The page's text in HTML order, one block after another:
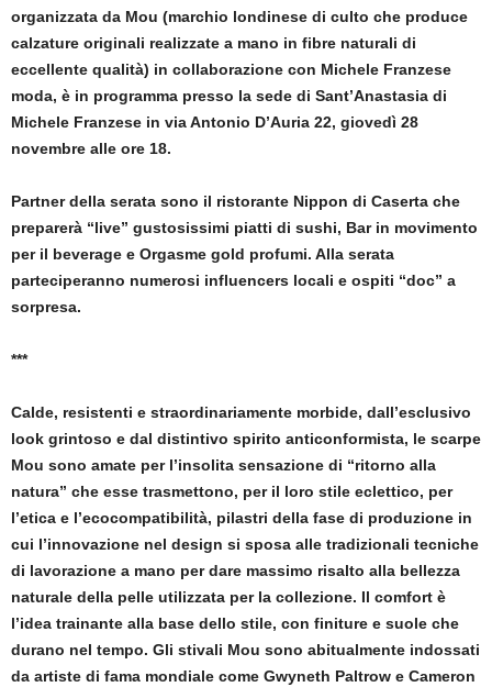
organizzata da Mou (marchio londinese di culto che produce
calzature originali realizzate a mano in fibre naturali di
eccellente qualità) in collaborazione con Michele Franzese
moda, è in programma presso la sede di Sant’Anastasia di
Michele Franzese in via Antonio D’Auria 22, giovedì 28
novembre alle ore 18.
Partner della serata sono il ristorante Nippon di Caserta che
preparerà “live” gustosissimi piatti di sushi, Bar in movimento
per il beverage e Orgasme gold profumi. Alla serata
parteciperanno numerosi influencers locali e ospiti “doc” a
sorpresa.
***
Calde, resistenti e straordinariamente morbide, dall’esclusivo
look grintoso e dal distintivo spirito anticonformista, le scarpe
Mou sono amate per l’insolita sensazione di “ritorno alla
natura” che esse trasmettono, per il loro stile eclettico, per
l’etica e l’ecocompatibilità, pilastri della fase di produzione in
cui l’innovazione nel design si sposa alle tradizionali tecniche
di lavorazione a mano per dare massimo risalto alla bellezza
naturale della pelle utilizzata per la collezione. Il comfort è
l’idea trainante alla base dello stile, con finiture e suole che
durano nel tempo. Gli stivali Mou sono abitualmente indossati
da artiste di fama mondiale come Gwyneth Paltrow e Cameron